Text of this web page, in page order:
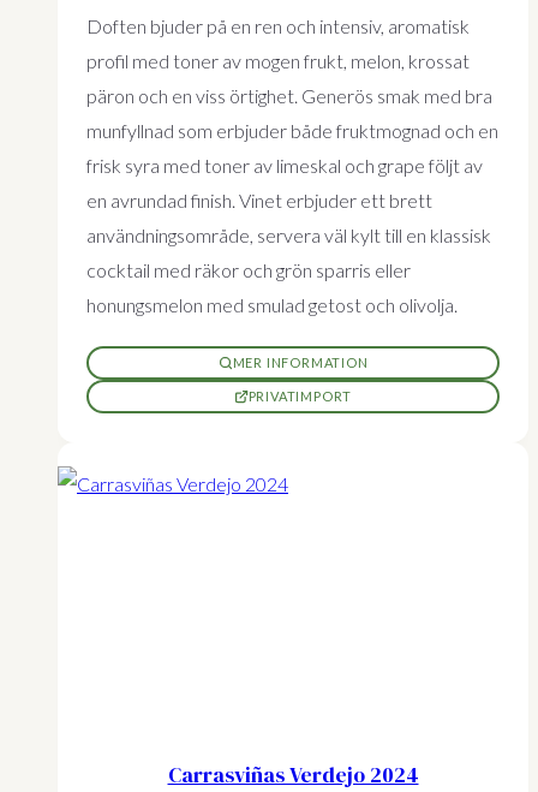
Doften bjuder på en ren och intensiv, aromatisk
profil med toner av mogen frukt, melon, krossat
päron och en viss örtighet. Generös smak med bra
munfyllnad som erbjuder både fruktmognad och en
frisk syra med toner av limeskal och grape följt av
en avrundad finish. Vinet erbjuder ett brett
användningsområde, servera väl kylt till en klassisk
cocktail med räkor och grön sparris eller
honungsmelon med smulad getost och olivolja.
MER INFORMATION
PRIVATIMPORT
Carrasviñas Verdejo 2024